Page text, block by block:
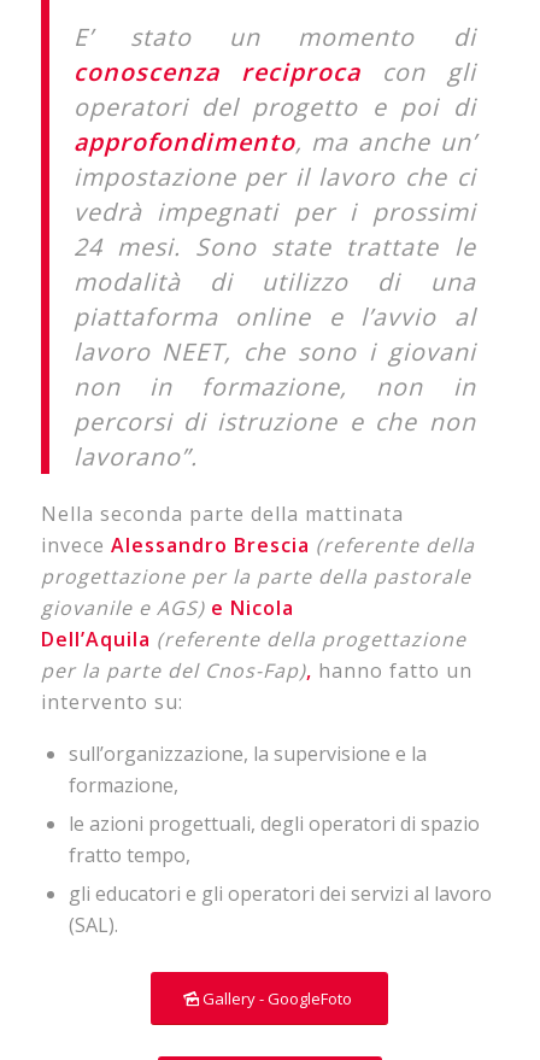
E’ stato un momento di
conoscenza reciprocacon gli
operatori del progetto e poi di
approfondimento, ma anche un’
impostazione per il lavoro che ci
vedrà impegnati per i prossimi
24 mesi. Sono state trattate le
modalità di utilizzo di una
piattaforma online e l’avvio al
lavoro NEET, che sono i giovani
non in formazione, non in
percorsi di istruzione e che non
lavorano”.
Nella seconda parte della mattinata
invece Alessandro Brescia (referente della
progettazione per la parte della pastorale
giovanile e AGS) e Nicola
Dell’Aquila (referente della progettazione
per la parte del Cnos-Fap), hanno fatto un
intervento su:
sull’organizzazione, la supervisione e la
formazione,
le azioni progettuali, degli operatori di spazio
fratto tempo,
gli educatori e gli operatori dei servizi al lavoro
(SAL).
Gallery - GoogleFoto